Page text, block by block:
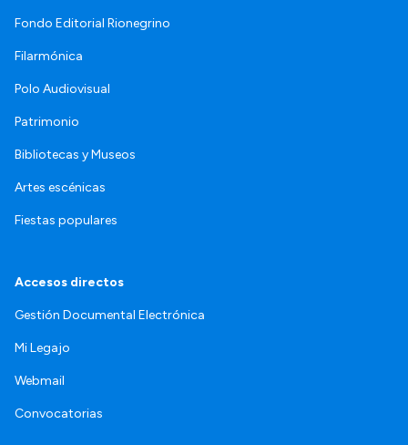
Fondo Editorial Rionegrino
Filarmónica
Polo Audiovisual
Patrimonio
Bibliotecas y Museos
Artes escénicas
Fiestas populares
Accesos directos
Gestión Documental Electrónica
Mi Legajo
Webmail
Convocatorias